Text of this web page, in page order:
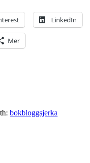
LinkedIn
Mer
bokbloggsjerka